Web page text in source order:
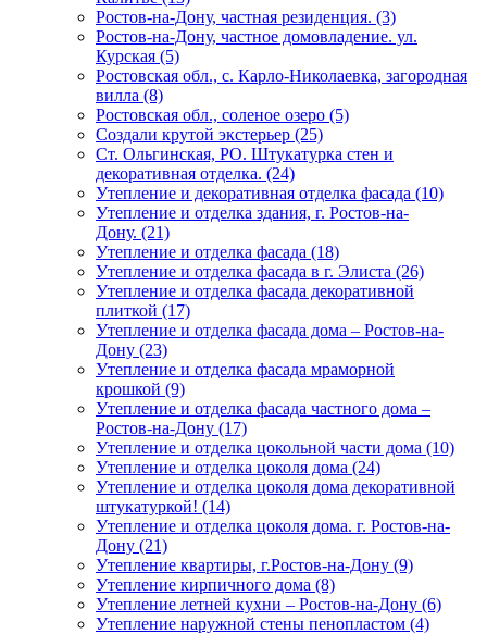
Ростов-на-Дону, частная резиденция. (3)
Ростов-на-Дону, частное домовладение. ул.
Курская (5)
Ростовская обл., c. Карло-Николаевка, загородная
вилла (8)
Ростовская обл., cоленое озеро (5)
Создали крутой экстерьер (25)
Ст. Ольгинская, РО. Штукатурка стен и
декоративная отделка. (24)
Утепление и декоративная отделка фасада (10)
Утепление и отделка здания, г. Ростов-на-
Дону. (21)
Утепление и отделка фасада (18)
Утепление и отделка фасада в г. Элиста (26)
Утепление и отделка фасада декоративной
плиткой (17)
Утепление и отделка фасада дома – Ростов-на-
Дону (23)
Утепление и отделка фасада мраморной
крошкой (9)
Утепление и отделка фасада частного дома –
Ростов-на-Дону (17)
Утепление и отделка цокольной части дома (10)
Утепление и отделка цоколя дома (24)
Утепление и отделка цоколя дома декоративной
штукатуркой! (14)
Утепление и отделка цоколя дома. г. Ростов-на-
Дону (21)
Утепление квартиры, г.Ростов-на-Дону (9)
Утепление кирпичного дома (8)
Утепление летней кухни – Ростов-на-Дону (6)
Утепление наружной стены пенопластом (4)